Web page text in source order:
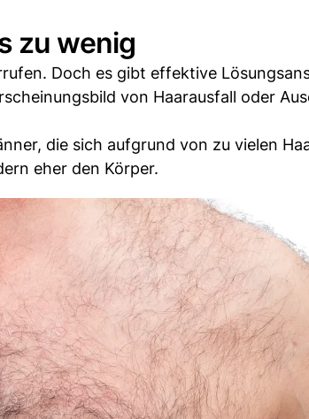
zu wenig
Doch es gibt effektive
von Haarausfall oder
die sich aufgrund von zu vielen
eher den Körper.